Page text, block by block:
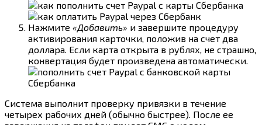
Нажмите «Добавить» и завершите процедуру
активирования карточки, положив на счет два
доллара. Если карта открыта в рублях, не страшно,
конвертация будет произведена автоматически.
Система выполнит проверку привязки в течение
четырех рабочих дней (обычно быстрее). После ее